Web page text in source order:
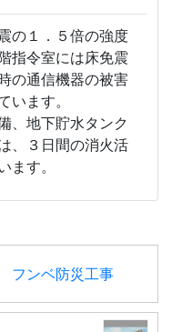
の１．５倍の強度
指令室には床免震
の通信機器の被害
います。
、地下貯水タンク
、３日間の消火活
ます。
ンベ防災工事